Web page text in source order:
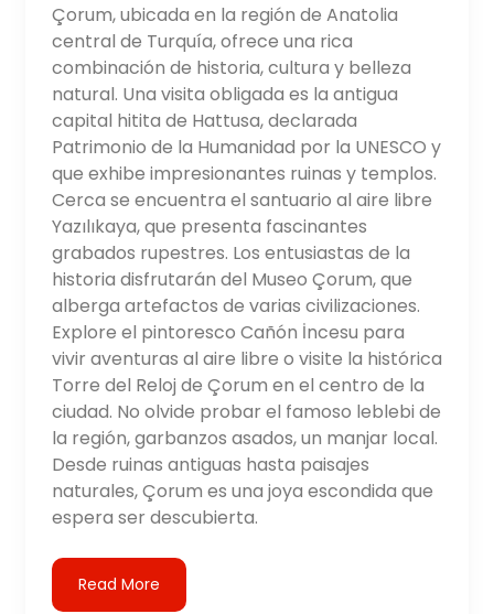
Çorum, ubicada en la región de Anatolia
central de Turquía, ofrece una rica
combinación de historia, cultura y belleza
natural. Una visita obligada es la antigua
capital hitita de Hattusa, declarada
Patrimonio de la Humanidad por la UNESCO y
que exhibe impresionantes ruinas y templos.
Cerca se encuentra el santuario al aire libre
Yazılıkaya, que presenta fascinantes
grabados rupestres. Los entusiastas de la
historia disfrutarán del Museo Çorum, que
alberga artefactos de varias civilizaciones.
Explore el pintoresco Cañón İncesu para
vivir aventuras al aire libre o visite la histórica
Torre del Reloj de Çorum en el centro de la
ciudad. No olvide probar el famoso leblebi de
la región, garbanzos asados, un manjar local.
Desde ruinas antiguas hasta paisajes
naturales, Çorum es una joya escondida que
espera ser descubierta.
Read More